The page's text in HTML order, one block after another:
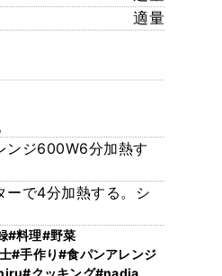
適量
ジ600W6分加熱す
で4分加熱する。シ
#料理#野菜
#手作り#食パンアレンジ
#クッキング#nadia